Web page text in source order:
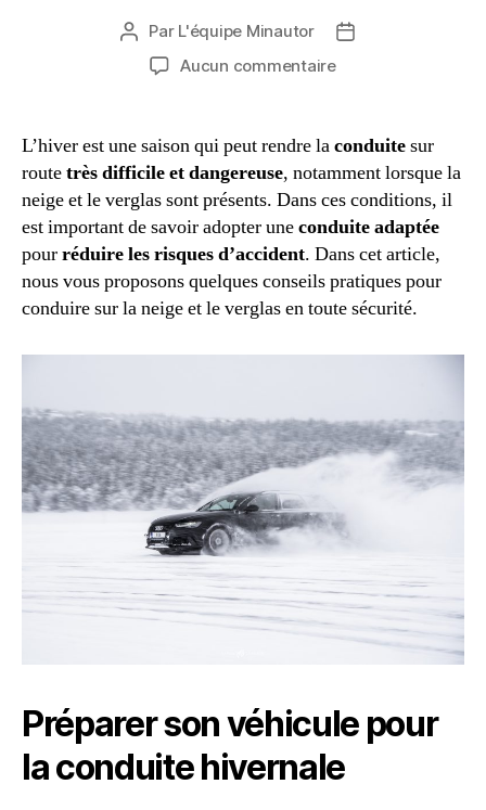
Auteur
l’article
Par L'équipe Minautor
Date
Aucun commentairesur
neige
et
le
verglas
?
L’hiver est une saison qui peut rendre laconduitesur
routetrès difficile et dangereuse, notamment lorsque la
neige et le verglas sont présents. Dans ces conditions, il
est important de savoir adopter uneconduite adaptée
pourréduire les risques d’accident. Dans cet article,
nous vous proposons quelques conseils pratiques pour
conduire sur la neige et le verglas en toute sécurité.
Préparer son véhicule pour
la conduite hivernale